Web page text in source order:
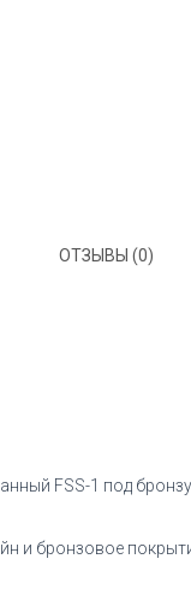
ОТЗЫВЫ (0)
FSS-1 под бронзу
и бронзовое